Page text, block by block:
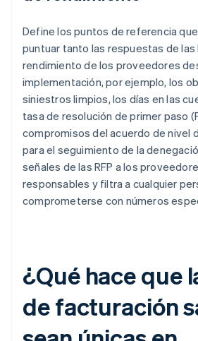
Define los puntos de referencia
puntuar tanto las respuestas de las
rendimiento de los proveedores
implementación, por ejemplo, los
siniestros limpios, los días en las
tasa de resolución de primer paso
compromisos del acuerdo de nivel
para el seguimiento de la
señales de las RFP a los
responsables y filtra a cualquier
comprometerse con números
¿Qué hace que
de facturación